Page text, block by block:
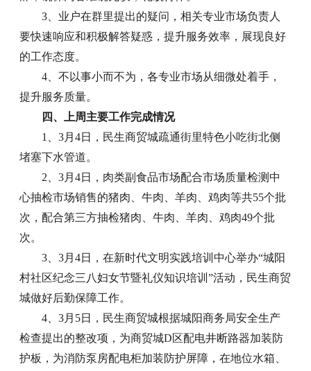
3、业户在群里提出的疑问，相关专业市场负责人
要快速响应和积极解答疑惑，提升服务效率，展现良好
的工作态度。
4、不以事小而不为，各专业市场从细微处着手，
提升服务质量。
四、上周主要工作完成情况
1、3月4日，民生商贸城疏通街里特色小吃街北侧
堵塞下水管道。
2、3月4日，肉类副食品市场配合市场质量检测中
心抽检市场销售的猪肉、牛肉、羊肉、鸡肉等共55个批
次，配合第三方抽检猪肉、牛肉、羊肉、鸡肉49个批
次。
3、3月4日，在新时代文明实践培训中心举办“城阳
村社区纪念三八妇女节暨礼仪知识培训”活动，民生商贸
城做好后勤保障工作。
4、3月5日，民生商贸城根据城阳商务局安全生产
检查提出的整改项，为商贸城D区配电井断路器加装防
护板，为消防泵房配电柜加装防护屏障，在地位水箱、